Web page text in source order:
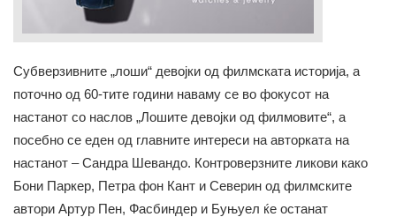
Субверзивните „лоши“ девојки од филмската историја, а
поточно од 60-тите години наваму се во фокусот на
настанот со наслов „Лошите девојки од филмовите“, а
посебно се еден од главните интереси на авторката на
настанот – Сандра Шевандо. Контроверзните ликови како
Бони Паркер, Петра фон Кант и Северин од филмските
автори Артур Пен, Фасбиндер и Буњуел ќе останат